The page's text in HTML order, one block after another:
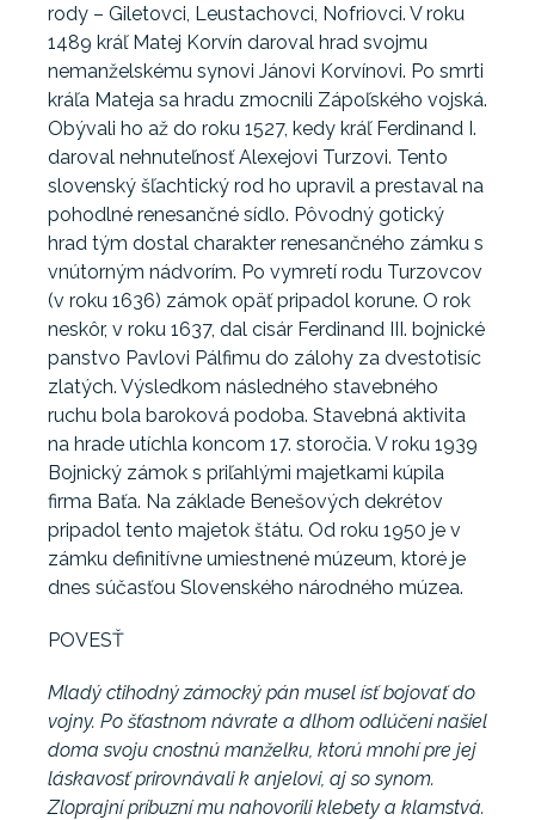
rody – Giletovci, Leustachovci, Nofriovci. V roku
1489 kráľ Matej Korvín daroval hrad svojmu
nemanželskému synovi Jánovi Korvínovi. Po smrti
kráľa Mateja sa hradu zmocnili Zápoľského vojská.
Obývali ho až do roku 1527, kedy kráľ Ferdinand I.
daroval nehnuteľnosť Alexejovi Turzovi. Tento
slovenský šľachtický rod ho upravil a prestaval na
pohodlné renesančné sídlo. Pôvodný gotický
hrad tým dostal charakter renesančného zámku s
vnútorným nádvorím. Po vymretí rodu Turzovcov
(v roku 1636) zámok opäť pripadol korune. O rok
neskôr, v roku 1637, dal cisár Ferdinand III. bojnické
panstvo Pavlovi Pálfimu do zálohy za dvestotisíc
zlatých. Výsledkom následného stavebného
ruchu bola baroková podoba. Stavebná aktivita
na hrade utíchla koncom 17. storočia. V roku 1939
Bojnický zámok s priľahlými majetkami kúpila
firma Baťa. Na základe Benešových dekrétov
pripadol tento majetok štátu. Od roku 1950 je v
zámku definitívne umiestnené múzeum, ktoré je
dnes súčasťou Slovenského národného múzea.
POVESŤ
Mladý ctihodný zámocký pán musel ísť bojovať do
vojny. Po šťastnom návrate a dlhom odlúčení našiel
doma svoju cnostnú manželku, ktorú mnohí pre jej
láskavosť prirovnávali k anjelovi, aj so synom.
Zloprajní príbuzní mu nahovorili klebety a klamstvá.